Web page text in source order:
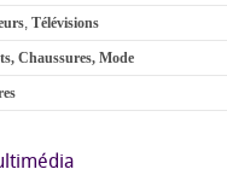
, Télévisions
Chaussures, Mode